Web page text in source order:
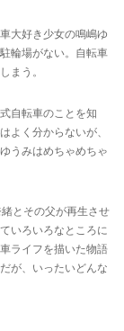
大好き少女の鳴嶋ゆ
輪場がない。自転車
まう。
自転車のことを知
よく分からないが、
うみはめちゃめちゃ
とその父が再生させ
いろいろなところに
ライフを描いた物語
が、いったいどんな